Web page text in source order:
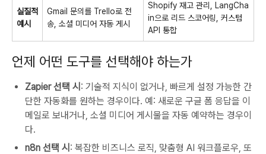
실질적
예시
Gmail 문의를 Trello로 전
송, 소셜 미디어 자동 게시
Shopify 재고 관리, LangCha
in으로 리드 스코어링, 커스텀
API 통합
언제 어떤 도구를 선택해야 하는가
Zapier 선택 시 : 기술적 지식이 없거나, 빠르게 설정 가능한 간
단한 자동화를 원하는 경우이다. 예: 새로운 구글 폼 응답을 이
메일로 보내거나, 소셜 미디어 게시물을 자동 예약하는 경우이
다.
n8n 선택 시 : 복잡한 비즈니스 로직, 맞춤형 AI 워크플로우, 또